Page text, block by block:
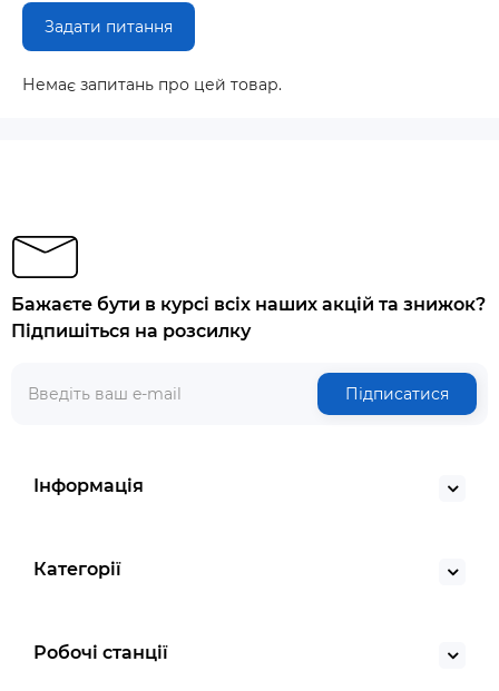
Задати питання
Немає запитань про цей товар.
Бажаєте бути в курсі всіх наших акцій та знижок?
Підпишіться на розсилку
Підписатися
Інформація
Категорії
Робочі станції